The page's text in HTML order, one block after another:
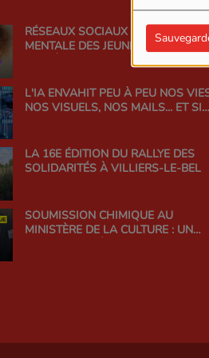
RÉSEAUX SOCIAUX ET SANTÉ
MENTALE DES JEUNES : TROUVER
L'IA ENVAHIT PEU À PEU NOS
NOS VISUELS, NOS MAILS... ET SI
LA 16E ÉDITION DU RALLYE DES
SOLIDARITÉS À VILLIERS-LE-BEL
SOUMISSION CHIMIQUE AU
MINISTÈRE DE LA CULTURE : UN